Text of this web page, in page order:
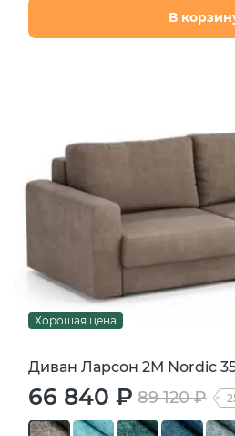
В
Хорошая цена
Диван Ларсон 2М Nordic
66 840 ₽ 89 120 ₽ -